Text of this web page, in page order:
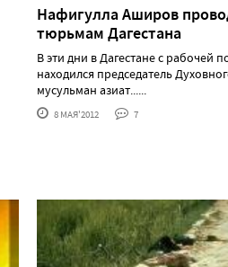
Нафигулла Аширов
тюрьмам Дагестана
В эти дни в Дагестане с рабочей
находился председатель
мусульман азиат......
8 МАЯ'2012 7